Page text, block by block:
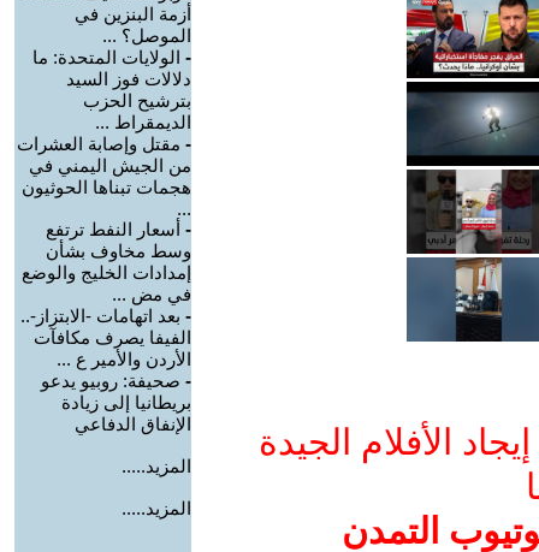
الأفلام الجيدة
التمدن
أزمة البنزين في
الموصل؟ ...
- الولايات المتحدة: ما
دلالات فوز السيد
بترشيح الحزب
الديمقراط ...
- مقتل وإصابة العشرات
من الجيش اليمني في
هجمات تبناها الحوثيون
...
- أسعار النفط ترتفع
وسط مخاوف بشأن
إمدادات الخليج والوضع
في مض ...
- بعد اتهامات -الابتزاز-..
الفيفا يصرف مكافآت
الأردن والأمير ع ...
- صحيفة: روبيو يدعو
بريطانيا إلى زيادة
الإنفاق الدفاعي
المزيد.....
المزيد.....